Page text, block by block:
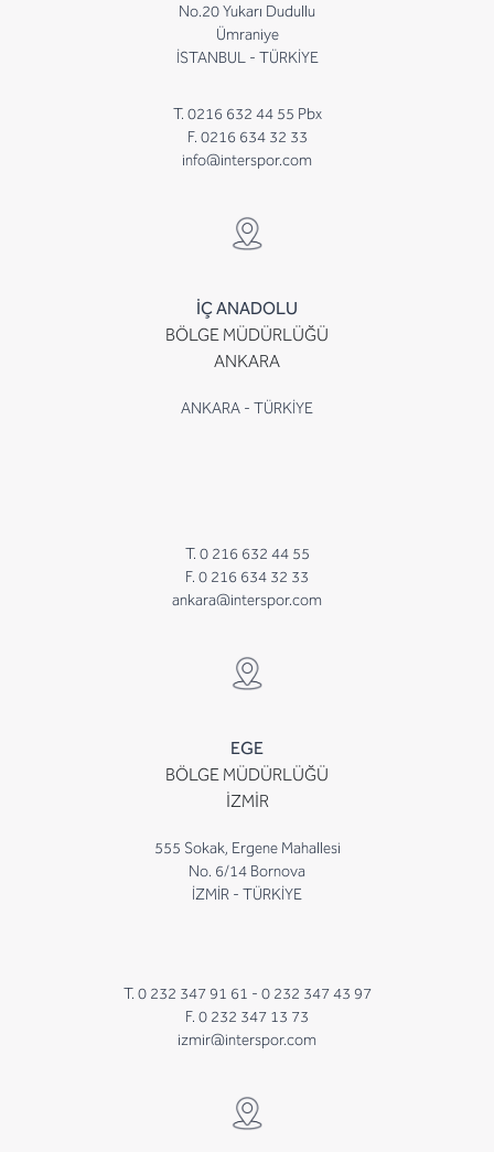
No.20 Yukarı Dudullu
Ümraniye
İSTANBUL - TÜRKİYE
T. 0216 632 44 55 Pbx
F. 0216 634 32 33
info@interspor.com
İÇ ANADOLU
BÖLGE MÜDÜRLÜĞÜ
ANKARA
ANKARA - TÜRKİYE
T. 0 216 632 44 55
F. 0 216 634 32 33
ankara@interspor.com
EGE
BÖLGE MÜDÜRLÜĞÜ
İZMİR
555 Sokak, Ergene Mahallesi
No. 6/14 Bornova
İZMİR - TÜRKİYE
T. 0 232 347 91 61 - 0 232 347 43 97
F. 0 232 347 13 73
izmir@interspor.com